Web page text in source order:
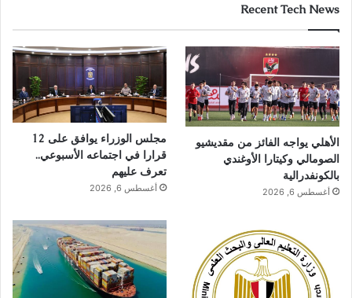
Recent Tech News
الأهلي يواجه الفائز من مقديشيو
الصومالي وكيتارا الأوغندي
بالكونفدرالية
أغسطس 6, 2026
مجلس الوزراء يوافق على 12
قرارا في اجتماعه الأسبوعي..
تعرف عليهم
أغسطس 6, 2026